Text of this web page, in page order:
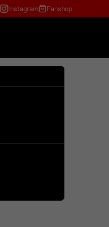
Instagram Fanshop